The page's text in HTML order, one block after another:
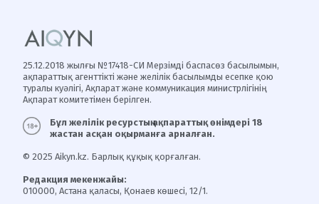
25.12.2018 жылғы №17418-СИ Мерзімді баспасөз басылымын,
ақпараттық агенттікті және желілік басылымды есепке қою
туралы куәлігі, Ақпарат және коммуникация министрлігінің
Ақпарат комитетімен берілген.
Бұл желілік ресурстың ақпараттық өнімдері 18
жастан асқан оқырманға арналған.
© 2025 Aikyn.kz. Барлық құқық қорғалған.
Редакция мекенжайы:
010000, Астана қаласы, Қонаев көшесі, 12/1.